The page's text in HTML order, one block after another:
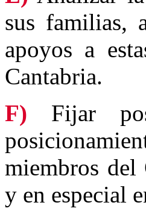
sus familias,
apoyos a
Cantabria.
F) Fijar
miembros del
y en especial